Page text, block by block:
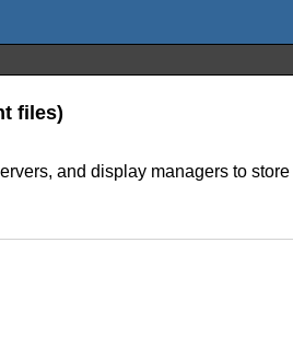
files)
and display managers to